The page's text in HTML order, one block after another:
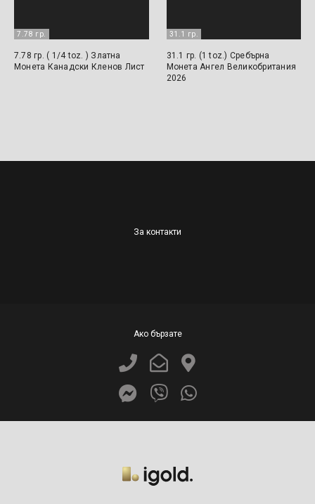
7.78 гр.
7.78 гр. ( 1/4 toz. ) Златна
Монета Канадски Кленов Лист
31.1 гр.
31.1 гр. (1 toz.) Сребърна
Монета Ангел Великобритания
2026
За контакти
Ако бързате